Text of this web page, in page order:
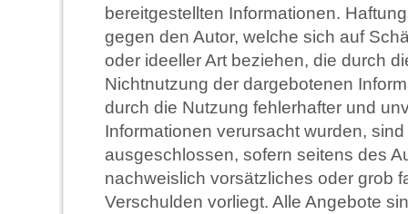
bereitgestellten Informationen.
gegen den Autor, welche sich auf
oder ideeller Art beziehen, die durch
Nichtnutzung der dargebotenen
durch die Nutzung fehlerhafter und
Informationen verursacht wurden,
ausgeschlossen, sofern seitens des
nachweislich vorsätzliches oder grob
Verschulden vorliegt. Alle Angebote